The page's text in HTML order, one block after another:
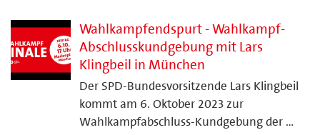
Wahlkampfendspurt - Wahlkampf-
Abschlusskundgebung mit Lars
Klingbeil in München
Der SPD-Bundesvorsitzende Lars Klingbeil
kommt am 6. Oktober 2023 zur
Wahlkampfabschluss-Kundgebung der …